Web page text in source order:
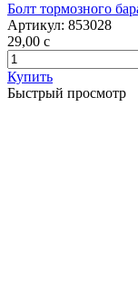
Болт тормозного
Артикул: 853028
29,00 c
Купить
Быстрый просмотр